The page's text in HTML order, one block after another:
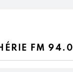
FM 94.0